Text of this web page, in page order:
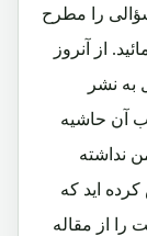
را مطرح
از آنروز
به نشر
آن حاشیه
نداشته
اید که
را از مقاله